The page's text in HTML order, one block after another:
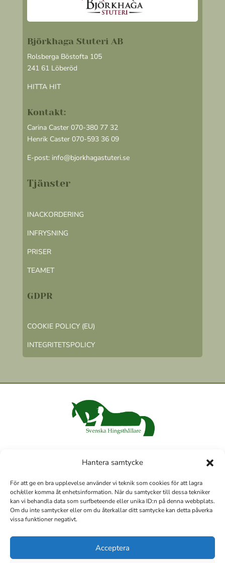
Hantera samtycke
För att ge en bra upplevelse använder vi teknik som cookies för att lagra
och/eller komma åt enhetsinformation. När du samtycker till dessa tekniker
kan vi behandla data som surfbeteende eller unika ID:n på denna webbplats.
Om du inte samtycker eller om du återkallar ditt samtycke kan detta påverka
vissa funktioner negativt.
Acceptera
Björkhaga Stuteri AB
Rolsberga Böstofta 105
241 61 Löberöd
HITTA HIT
Kontakt:
Carina Caster 070-380 77 32
Henrik Caster 070-593 36 09
E-post: info@bjorkhagastuteri.se
Tjänster
INACKORDERING
INFRYSNING
PRISER
TEAMET
GDPR
COOKIE POLICY (EU)
INTEGRITETSPOLICY
Vi har under 2022–2023 byggt/renoverat om vårt häststall och